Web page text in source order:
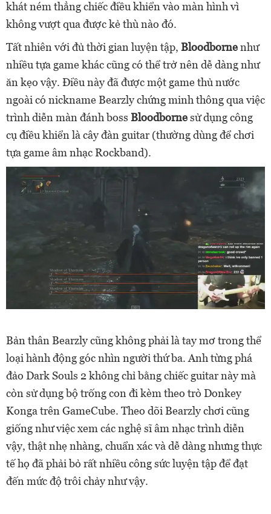
khát ném thẳng chiếc điều khiển vào màn hình vì
không vượt qua được kẻ thù nào đó.
Tất nhiên với đủ thời gian luyện tập, Bloodbornenhư
nhiều tựa game khác cũng có thể trở nên dễ dàng như
ăn kẹo vậy. Điều này đã được một game thủ nước
ngoài có nickname Bearzly chứng minh thông qua việc
trình diễn màn đánh boss Bloodbornesử dụng công
cụ điều khiển là cây đàn guitar (thường dùng để chơi
tựa game âm nhạc Rockband).
Bản thân Bearzly cũng không phải là tay mơ trong thể
loại hành động góc nhìn người thứ ba. Anh từng phá
đảo Dark Souls 2 không chỉ bằng chiếc guitar này mà
còn sử dụng bộ trống con đi kèm theo trò Donkey
Konga trên GameCube. Theo dõi Bearzly chơi cũng
giống như việc xem các nghệ sĩ âm nhạc trình diễn
vậy, thật nhẹ nhàng, chuẩn xác và dễ dàng nhưng thực
tế họ đã phải bỏ rất nhiều công sức luyện tập để đạt
đến mức độ trôi chảy như vậy.